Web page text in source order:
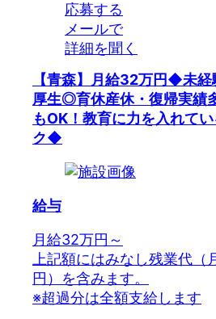
応募する
メールで
詳細を聞く
【青森】月給32万円◆未
厚生◎育休産休・復帰実績
もOK！教育に力を入れて
ク◆
給与
月給32万円～
上記額にはみなし残業代
円）を含みます。
※超過分は全額支給します